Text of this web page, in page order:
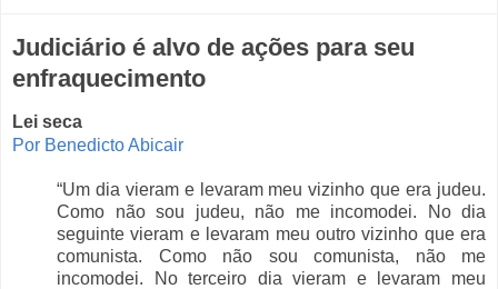
Judiciário é alvo de ações para seu
enfraquecimento
Lei seca
Por Benedicto Abicair
“Um dia vieram e levaram meu vizinho que era judeu.
Como não sou judeu, não me incomodei. No dia
seguinte vieram e levaram meu outro vizinho que era
comunista. Como não sou comunista, não me
incomodei. No terceiro dia vieram e levaram meu